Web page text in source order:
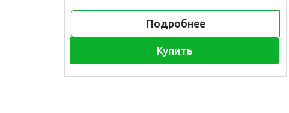
Подробнее
Купить